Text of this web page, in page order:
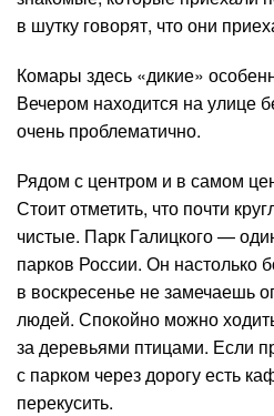
в шутку говорят, что они
Комары здесь «дикие»
Вечером находится на улице
очень проблематично.
Рядом с центром и в самом
Стоит отметить, что почти
чистые. Парк Галицкого —
парков России. Он настолько
в воскресенье не замечаешь
людей. Спокойно можно
за деревьями птицами. Если
с парком через дорогу есть
перекусить.